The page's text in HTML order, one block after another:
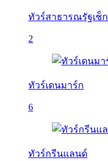
ทัวร์สาธารณรัฐเช็ก
2
ทัวร์เดนมาร์ก
6
ทัวร์กรีนแลนด์